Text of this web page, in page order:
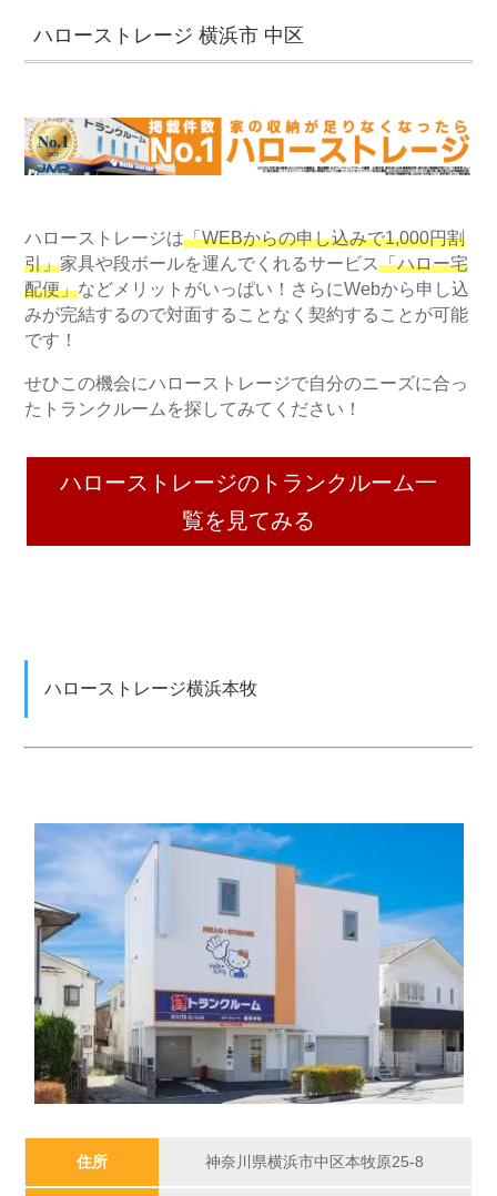
ハローストレージ 横浜市 中区
ハローストレージは「WEBからの申し込みで1,000円割
引」家具や段ボールを運んでくれるサービス「ハロー宅
配便」などメリットがいっぱい！さらにWebから申し込
みが完結するので対面することなく契約することが可能
です！
せひこの機会にハローストレージで自分のニーズに合っ
たトランクルームを探してみてください！
ハローストレージのトランクルーム一
覧を見てみる
ハローストレージ横浜本牧
住所 神奈川県横浜市中区本牧原25-8